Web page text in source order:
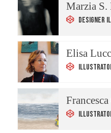
Marzia S.
Designer
Elisa